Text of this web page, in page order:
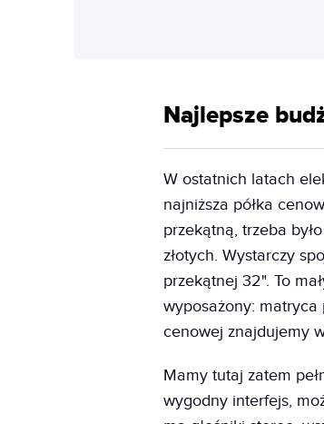
Najlepsze
W ostatnich latach
najniższa półka
przekątną, trzeba
złotych. Wystarczy
przekątnej 32". To
wyposażony: matryca
cenowej znajdujemy
Mamy tutaj zatem
wygodny interfejs,